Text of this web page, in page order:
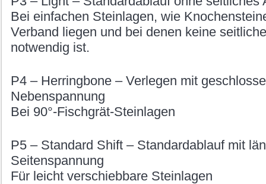
Bei einfachen Steinlagen, wie
Verband liegen und bei denen keine
notwendig ist.
P4 – Herringbone – Verlegen mit
Nebenspannung
Bei 90°-Fischgrät-Steinlagen
P5 – Standard Shift – Standardablauf mit
Seitenspannung
Für leicht verschiebbare Steinlagen